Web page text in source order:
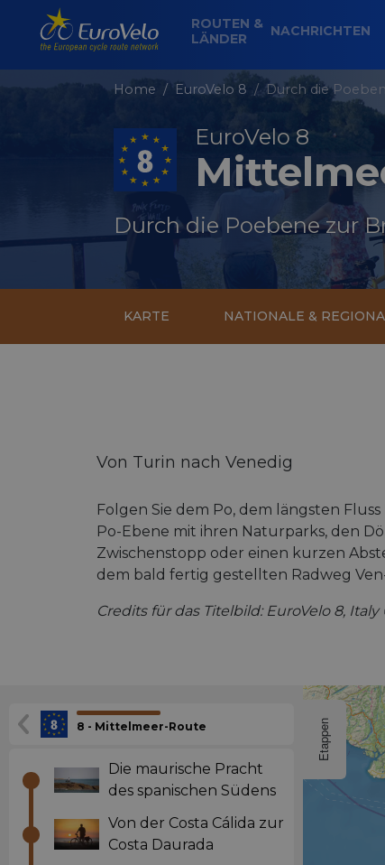
ROUTEN &
LÄNDER
NACHRICHTEN
Home EuroVelo 8 Durch die
EuroVelo 8
Durch die Poebene zur
KARTE NATIONALE &
Von Turin nach Venedig
Folgen Sie dem Po, dem längsten
Po-Ebene mit ihren Naturparks, den
Zwischenstopp oder einen kurzen
dem bald fertig gestellten Radweg
Credits für das Titelbild: EuroVelo 8,
8 - Mittelmeer-Route
Die maurische Pracht
des spanischen Südens
Von der Costa Cálida zur
Costa Daurada
Etappen